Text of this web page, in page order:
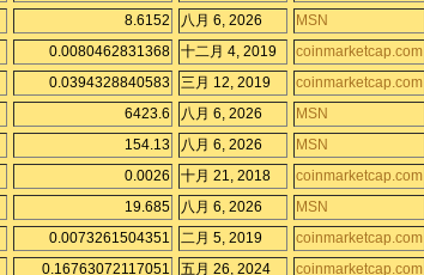
8.6152 八月 6, 2026 MSN
0.0080462831368 十二月 4, 2019 coinmarketcap.com
0.0394328840583 三月 12, 2019 coinmarketcap.com
6423.6 八月 6, 2026 MSN
154.13 八月 6, 2026 MSN
0.0026 十月 21, 2018 coinmarketcap.com
19.685 八月 6, 2026 MSN
0.0073261504351 二月 5, 2019 coinmarketcap.com
0.16763072117051 五月 26, 2024 coinmarketcap.com